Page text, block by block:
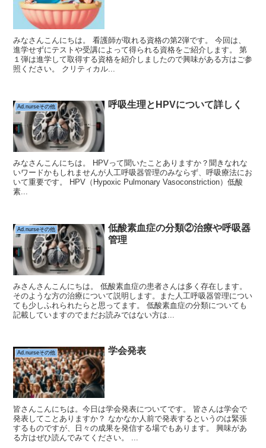
みなさんこんにちは。 看護師が取れる資格の第2弾です。 今回は、
進学せずにテストや受講によって得られる資格をご紹介します。 第
１弾は進学して取得する資格を紹介しましたので興味がある方はご参
照ください。 クリティカル...
Ad.nurseその他 呼吸生理とHPVについて詳しく
みなさんこんにちは。 HPVって聞いたことありますか？聞きなれな
いワードかもしれませんが人工呼吸器管理のみならず、呼吸療法にお
いて重要です。 HPV（Hypoxic Pulmonary Vasoconstriction）低酸
素...
Ad.nurseその他
低酸素血症の分類②治療や呼吸器
管理
みさんさんこんにちは。 低酸素血症の患者さんは多く存在します。
そのような方の治療について説明します。また人工呼吸器管理につい
ても少しふれられたらと思ってます。 低酸素血症の分類についても
記載していますのでまだお読みではない方は...
Ad.nurseその他 学会発表
皆さんこんにちは。今日は学会発表についてです。 皆さんは学会で
発表してことありますか？ なかなか人前で発表するというのは緊張
するものですが、日々の成果を発信する場でもあります。 興味があ
る方はぜひ読んでみてください。 ...